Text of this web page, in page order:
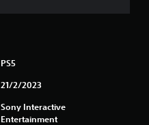
PS5
21/2/2023
Sony Interactive
Entertainment